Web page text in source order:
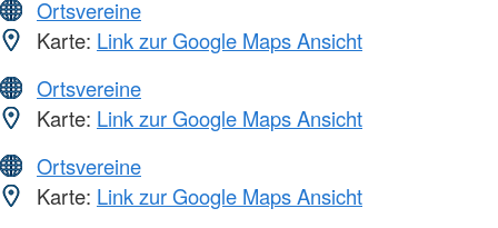
Ortsvereine
Karte: Link zur Google Maps Ansicht
Ortsvereine
Karte: Link zur Google Maps Ansicht
Ortsvereine
Karte: Link zur Google Maps Ansicht